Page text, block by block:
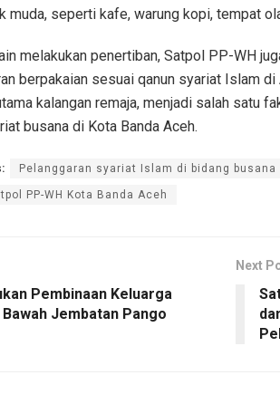
muda, seperti kafe, warung kopi, tempat
melakukan penertiban, Satpol PP-WH
berpakaian sesuai qanun syariat Islam
kalangan remaja, menjadi salah satu
busana di Kota Banda Aceh.
Pelanggaran syariat Islam di bidang busana
PP-WH Kota Banda Aceh
Pembinaan Keluarga
Jembatan Pango
Next